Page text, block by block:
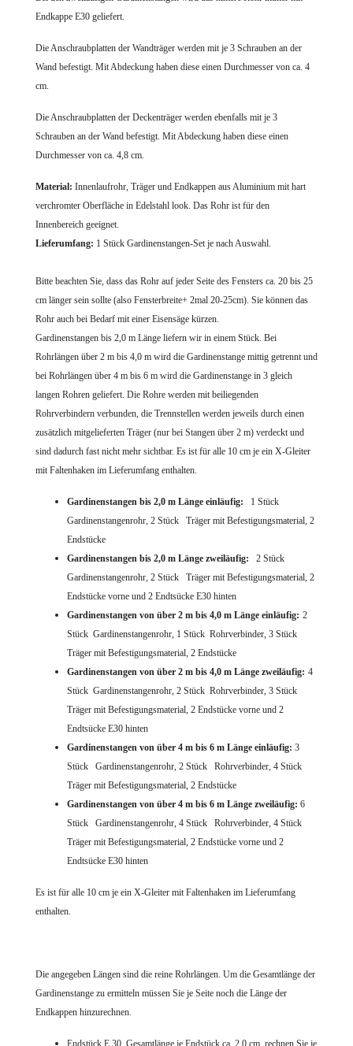
Endkappe E30 geliefert.
Die Anschraubplatten der Wandträger werden mit je 3 Schrauben an der
Wand befestigt. Mit Abdeckung haben diese einen Durchmesser von ca. 4
cm.
Die Anschraubplatten der Deckenträger werden ebenfalls mit je 3
Schrauben an der Wand befestigt. Mit Abdeckung haben diese einen
Durchmesser von ca. 4,8 cm.
Material: Innenlaufrohr, Träger und Endkappen aus Aluminium mit hart
verchromter Oberfläche in Edelstahl look. Das Rohr ist für den
Innenbereich geeignet.
Lieferumfang: 1 Stück Gardinenstangen-Set je nach Auswahl.
Bitte beachten Sie, dass das Rohr auf jeder Seite des Fensters ca. 20 bis 25
cm länger sein sollte (also Fensterbreite+ 2mal 20-25cm). Sie können das
Rohr auch bei Bedarf mit einer Eisensäge kürzen.
Gardinenstangen bis 2,0 m Länge liefern wir in einem Stück. Bei
Rohrlängen über 2 m bis 4,0 m wird die Gardinenstange mittig getrennt und
bei Rohrlängen über 4 m bis 6 m wird die Gardinenstange in 3 gleich
langen Rohren geliefert. Die Rohre werden mit beiliegenden
Rohrverbindern verbunden, die Trennstellen werden jeweils durch einen
zusätzlich mitgelieferten Träger (nur bei Stangen über 2 m) verdeckt und
sind dadurch fast nicht mehr sichtbar. Es ist für alle 10 cm je ein X-Gleiter
mit Faltenhaken im Lieferumfang enthalten.
Gardinenstangen bis 2,0 m Länge einläufig:
1 Stück
Gardinenstangenrohr, 2 Stück Träger mit Befestigungsmaterial, 2
Endstücke
Gardinenstangen bis 2,0 m Länge zweiläufig:
2 Stück
Gardinenstangenrohr, 2 Stück Träger mit Befestigungsmaterial, 2
Endstücke vorne und 2 Endtsücke E30 hinten
Gardinenstangen von über 2 m bis 4,0 m Länge einläufig: 2
Stück Gardinenstangenrohr, 1 Stück Rohrverbinder, 3 Stück
Träger mit Befestigungsmaterial, 2 Endstücke
Gardinenstangen von über 2 m bis 4,0 m Länge zweiläufig: 4
Stück Gardinenstangenrohr, 2 Stück Rohrverbinder, 3 Stück
Träger mit Befestigungsmaterial, 2 Endstücke vorne und 2
Endtsücke E30 hinten
Gardinenstangen von über 4 m bis 6 m Länge einläufig: 3
Stück Gardinenstangenrohr, 2 Stück Rohrverbinder, 4 Stück
Träger mit Befestigungsmaterial, 2 Endstücke
Gardinenstangen von über 4 m bis 6 m Länge zweiläufig: 6
Stück Gardinenstangenrohr, 4 Stück Rohrverbinder, 4 Stück
Träger mit Befestigungsmaterial, 2 Endstücke vorne und 2
Endtsücke E30 hinten
Es ist für alle 10 cm je ein X-Gleiter mit Faltenhaken im Lieferumfang
enthalten.
Die angegeben Längen sind die reine Rohrlängen. Um die Gesamtlänge der
Gardinenstange zu ermitteln müssen Sie je Seite noch die Länge der
Endkappen hinzurechnen.
Endstück E 30, Gesamtlänge je Endstück ca. 2,0 cm, rechnen Sie je